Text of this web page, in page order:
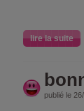
lire la suite
publié le